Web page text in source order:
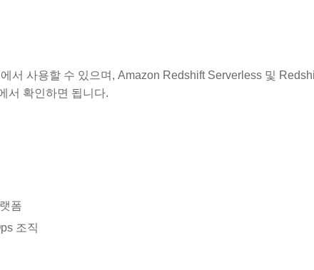
서 사용할 수 있으며, Amazon Redshift Serverless 및
서 확인하면 됩니다.
폼
조직